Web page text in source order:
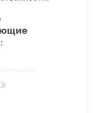
использование